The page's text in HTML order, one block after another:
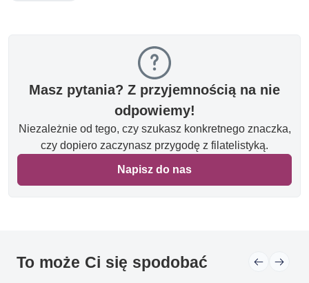
Masz pytania? Z przyjemnością na nie
odpowiemy!
Niezależnie od tego, czy szukasz konkretnego znaczka,
czy dopiero zaczynasz przygodę z filatelistyką.
Napisz do nas
To może Ci się spodobać